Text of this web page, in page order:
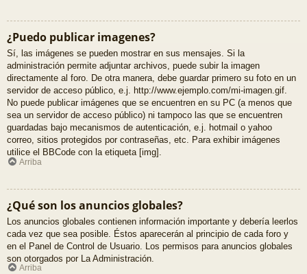
¿Puedo publicar imagenes?
Sí, las imágenes se pueden mostrar en sus mensajes. Si la
administración permite adjuntar archivos, puede subir la imagen
directamente al foro. De otra manera, debe guardar primero su foto en un
servidor de acceso público, e.j. http://www.ejemplo.com/mi-imagen.gif.
No puede publicar imágenes que se encuentren en su PC (a menos que
sea un servidor de acceso público) ni tampoco las que se encuentren
guardadas bajo mecanismos de autenticación, e.j. hotmail o yahoo
correo, sitios protegidos por contraseñas, etc. Para exhibir imágenes
utilice el BBCode con la etiqueta [img].
Arriba
¿Qué son los anuncios globales?
Los anuncios globales contienen información importante y debería leerlos
cada vez que sea posible. Éstos aparecerán al principio de cada foro y
en el Panel de Control de Usuario. Los permisos para anuncios globales
son otorgados por La Administración.
Arriba